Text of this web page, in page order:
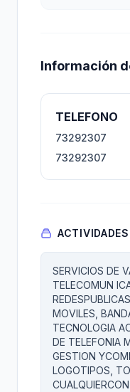
Información
TELEFONO
73292307
73292307
SERVICIOS DE
TELECOMUN
MOVILES,
TECNOLOGIA
DE TELEFONIA
GESTION
LOGOTIPOS,